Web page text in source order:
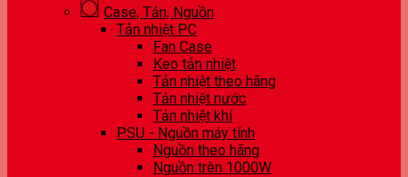
Case, Tản, Nguồn
Tản nhiệt PC
Fan Case
Keo tản nhiệt
Tản nhiệt theo hãng
Tản nhiệt nước
Tản nhiệt khí
PSU - Nguồn máy tính
Nguồn theo hãng
Nguồn trên 1000W